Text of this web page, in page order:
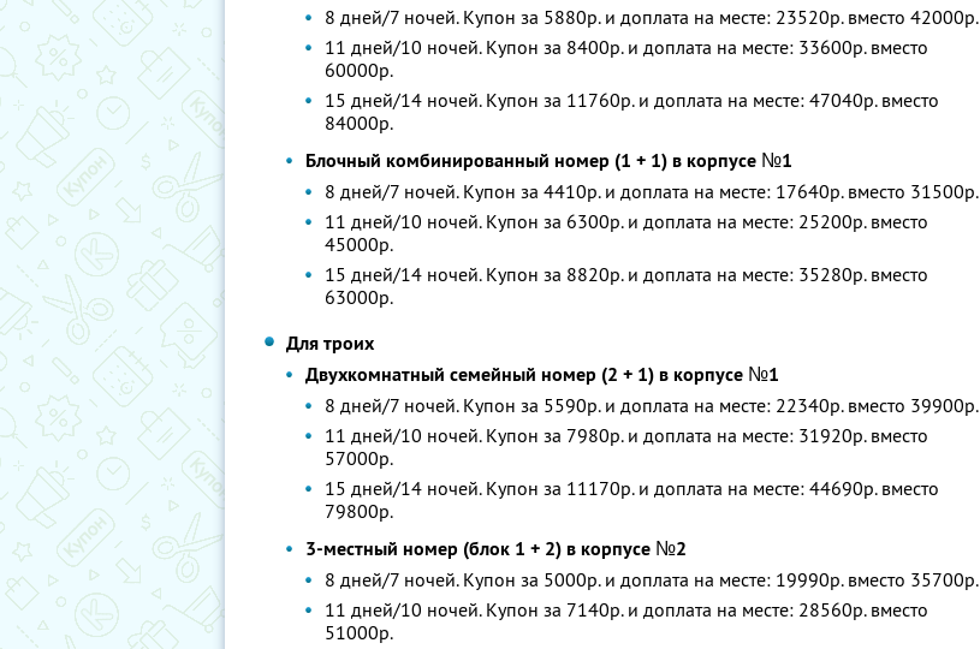
8 дней/7 ночей. Купон за 5880р. и доплата на месте: 23520р. вместо 42000р.
11 дней/10 ночей. Купон за 8400р. и доплата на месте: 33600р. вместо
60000р.
15 дней/14 ночей. Купон за 11760р. и доплата на месте: 47040р. вместо
84000р.
Блочный комбинированный номер (1 + 1) в корпусе №1
8 дней/7 ночей. Купон за 4410р. и доплата на месте: 17640р. вместо 31500р.
11 дней/10 ночей. Купон за 6300р. и доплата на месте: 25200р. вместо
45000р.
15 дней/14 ночей. Купон за 8820р. и доплата на месте: 35280р. вместо
63000р.
Для троих
Двухкомнатный семейный номер (2 + 1) в корпусе №1
8 дней/7 ночей. Купон за 5590р. и доплата на месте: 22340р. вместо 39900р.
11 дней/10 ночей. Купон за 7980р. и доплата на месте: 31920р. вместо
57000р.
15 дней/14 ночей. Купон за 11170р. и доплата на месте: 44690р. вместо
79800р.
3-местный номер (блок 1 + 2) в корпусе №2
8 дней/7 ночей. Купон за 5000р. и доплата на месте: 19990р. вместо 35700р.
11 дней/10 ночей. Купон за 7140р. и доплата на месте: 28560р. вместо
51000р.